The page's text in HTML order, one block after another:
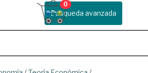
Busqueda avanzada
0